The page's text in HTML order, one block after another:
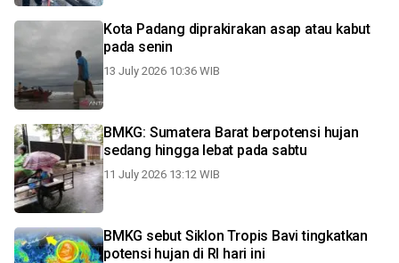
Kota Padang diprakirakan asap atau kabut
pada senin
13 July 2026 10:36 WIB
BMKG: Sumatera Barat berpotensi hujan
sedang hingga lebat pada sabtu
11 July 2026 13:12 WIB
BMKG sebut Siklon Tropis Bavi tingkatkan
potensi hujan di RI hari ini